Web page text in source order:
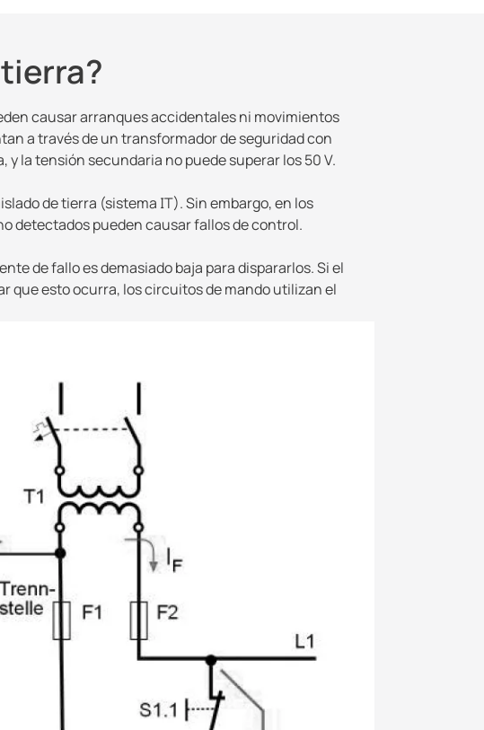
causar arranques accidentales ni movimientos
a través de un transformador de seguridad con
la tensión secundaria no puede superar los 50 V.
de tierra (sistema IT). Sin embargo, en los
detectados pueden causar fallos de control.
de fallo es demasiado baja para dispararlos. Si el
que esto ocurra, los circuitos de mando utilizan el